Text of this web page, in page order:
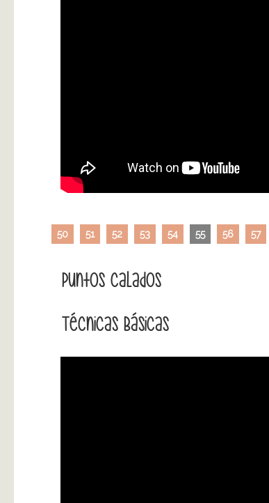
50 51 52 53 54 55 56 57
Puntos Calados
Técnicas Básicas